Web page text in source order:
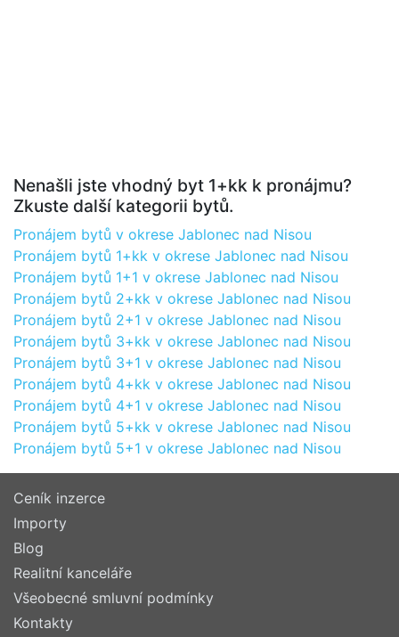
Nenašli jste vhodný byt 1+kk k pronájmu?
Zkuste další kategorii bytů.
Pronájem bytů v okrese Jablonec nad Nisou
Pronájem bytů 1+kk v okrese Jablonec nad Nisou
Pronájem bytů 1+1 v okrese Jablonec nad Nisou
Pronájem bytů 2+kk v okrese Jablonec nad Nisou
Pronájem bytů 2+1 v okrese Jablonec nad Nisou
Pronájem bytů 3+kk v okrese Jablonec nad Nisou
Pronájem bytů 3+1 v okrese Jablonec nad Nisou
Pronájem bytů 4+kk v okrese Jablonec nad Nisou
Pronájem bytů 4+1 v okrese Jablonec nad Nisou
Pronájem bytů 5+kk v okrese Jablonec nad Nisou
Pronájem bytů 5+1 v okrese Jablonec nad Nisou
Ceník inzerce
Importy
Blog
Realitní kanceláře
Všeobecné smluvní podmínky
Kontakty